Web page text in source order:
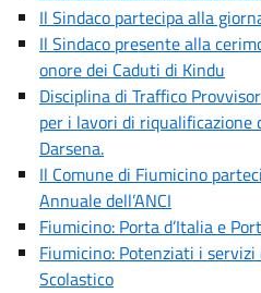
Il Sindaco partecipa alla
Il Sindaco presente alla
onore dei Caduti di Kindu
Disciplina di Traffico
per i lavori di riqualificazione
Darsena.
Il Comune di Fiumicino
Annuale dell’ANCI
Fiumicino: Porta d’Italia e
Fiumicino: Potenziati i
Scolastico